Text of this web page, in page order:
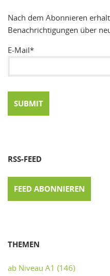
Nach dem Abonnieren
Benachrichtigungen über
E-Mail*
RSS-FEED
FEED ABONNIEREN
THEMEN
ab Niveau A1 (146)